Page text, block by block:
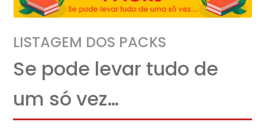
LISTAGEM DOS PACKS
Se pode levar tudo de
um só vez…